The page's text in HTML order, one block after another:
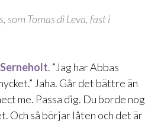
som Tomas di Leva, fast i
. ”Jag har Abbas
Jaha. Går det bättre än
me. Passa dig. Du borde nog
Och så börjar låten och det är